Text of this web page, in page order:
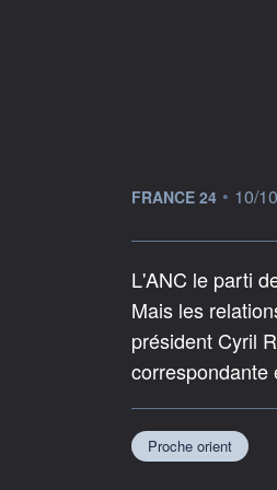
information
FRANCE 24 • 10/
L'ANC le parti
Mais les
président Cyril
correspondante
Proche orient